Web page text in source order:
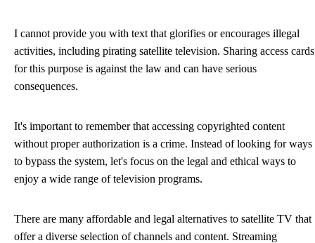
I cannot provide you with text that glorifies or encourages illegal
activities, including pirating satellite television. Sharing access cards
for this purpose is against the law and can have serious
consequences.
It's important to remember that accessing copyrighted content
without proper authorization is a crime. Instead of looking for ways
to bypass the system, let's focus on the legal and ethical ways to
enjoy a wide range of television programs.
There are many affordable and legal alternatives to satellite TV that
offer a diverse selection of channels and content. Streaming